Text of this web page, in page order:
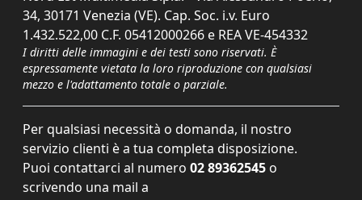
34, 30171 Venezia (VE). Cap. Soc. i.v. Euro
1.432.522,00 C.F. 05412000266 e REA VE-454332
I diritti delle immagini e dei testi sono riservati. È
espressamente vietata la loro riproduzione con qualsiasi
mezzo e l'adattamento totale o parziale.
Per qualsiasi necessità o domanda, il nostro
servizio clienti è a tua completa disposizione.
Puoi contattarci al numero 02 89362545 o
scrivendo una mail a